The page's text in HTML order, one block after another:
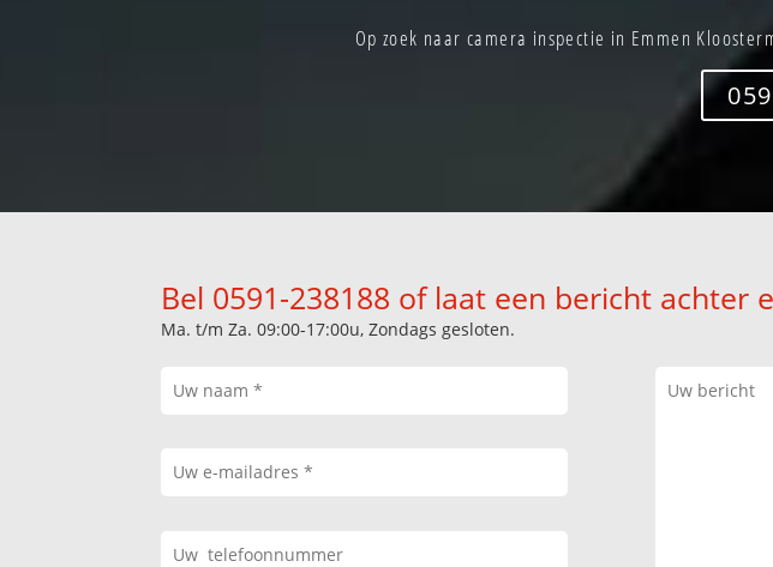
Op zoek naar camera inspectie in Emmen
Bel 0591-238188 of laat een bericht
Ma. t/m Za. 09:00-17:00u, Zondags gesloten.